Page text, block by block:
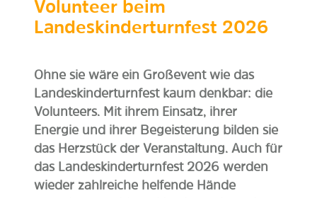
Volunteer beim
Landeskinderturnfest 2026
Ohne sie wäre ein Großevent wie das
Landeskinderturnfest kaum denkbar: die
Volunteers. Mit ihrem Einsatz, ihrer
Energie und ihrer Begeisterung bilden sie
das Herzstück der Veranstaltung. Auch für
das Landeskinderturnfest 2026 werden
wieder zahlreiche helfende Hände